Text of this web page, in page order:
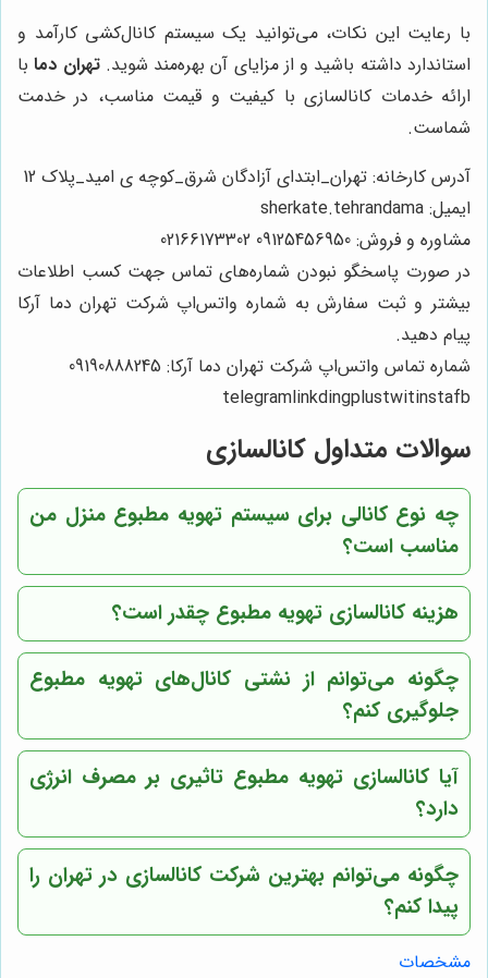
با رعایت این نکات، می‌توانید یک سیستم کانال‌کشی کارآمد و
استاندارد داشته باشید و از مزایای آن بهره‌مند شوید.تهران دمابا
ارائه خدمات کانالسازی با کیفیت و قیمت مناسب، در خدمت
شماست.
آدرس کارخانه: تهران_ابتدای آزادگان شرق_کوچه ی امید_پلاک 12
ایمیل: sherkate.tehrandama
مشاوره و فروش: 09125456950 02166173302
در صورت پاسخگو نبودن شماره‌های تماس جهت کسب اطلاعات
بیشتر و ثبت سفارش به شماره واتس‌اپ شرکت تهران دما آرکا
پیام دهید.
شماره تماس واتس‌اپ شرکت تهران دما آرکا: 09190888245
telegramlinkdingplustwitinstafb
سوالات متداول کانالسازی
چه نوع کانالی برای سیستم تهویه مطبوع منزل من
مناسب است؟
هزینه کانالسازی تهویه مطبوع چقدر است؟
چگونه می‌توانم از نشتی کانال‌های تهویه مطبوع
جلوگیری کنم؟
آیا کانالسازی تهویه مطبوع تاثیری بر مصرف انرژی
دارد؟
چگونه می‌توانم بهترین شرکت کانالسازی در تهران را
پیدا کنم؟
مشخصات